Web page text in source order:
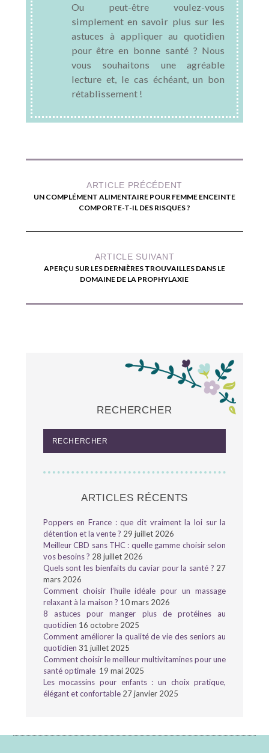
Ou peut-être voulez-vous
simplement en savoir plus sur les
astuces à appliquer au quotidien
pour être en bonne santé ? Nous
vous souhaitons une agréable
lecture et, le cas échéant, un bon
rétablissement !
ARTICLE PRÉCÉDENT
UN COMPLÉMENT ALIMENTAIRE POUR FEMME ENCEINTE
COMPORTE-T-IL DES RISQUES ?
ARTICLE SUIVANT
APERÇU SUR LES DERNIÈRES TROUVAILLES DANS LE
DOMAINE DE LA PROPHYLAXIE
RECHERCHER
ARTICLES RÉCENTS
Poppers en France : que dit vraiment la loi sur la
détention et la vente ? 29 juillet 2026
Meilleur CBD sans THC : quelle gamme choisir selon
vos besoins ? 28 juillet 2026
Quels sont les bienfaits du caviar pour la santé ? 27
mars 2026
Comment choisir l’huile idéale pour un massage
relaxant à la maison ? 10 mars 2026
8 astuces pour manger plus de protéines au
quotidien 16 octobre 2025
Comment améliorer la qualité de vie des seniors au
quotidien 31 juillet 2025
Comment choisir le meilleur multivitamines pour une
santé optimale 19 mai 2025
Les mocassins pour enfants : un choix pratique,
élégant et confortable 27 janvier 2025